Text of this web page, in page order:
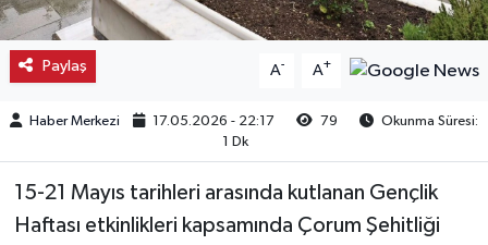
Paylaş A- A+
Haber Merkezi 17.05.2026 - 22:17 79
Okunma Süresi:
1 Dk
15-21 Mayıs tarihleri arasında kutlanan Gençlik
Haftası etkinlikleri kapsamında Çorum Şehitliği
Kargı
Oğuzlar